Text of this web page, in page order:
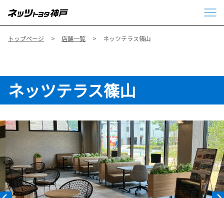
トップページ 店舗一覧 ネッツテラス篠山
ネッツテラス篠山